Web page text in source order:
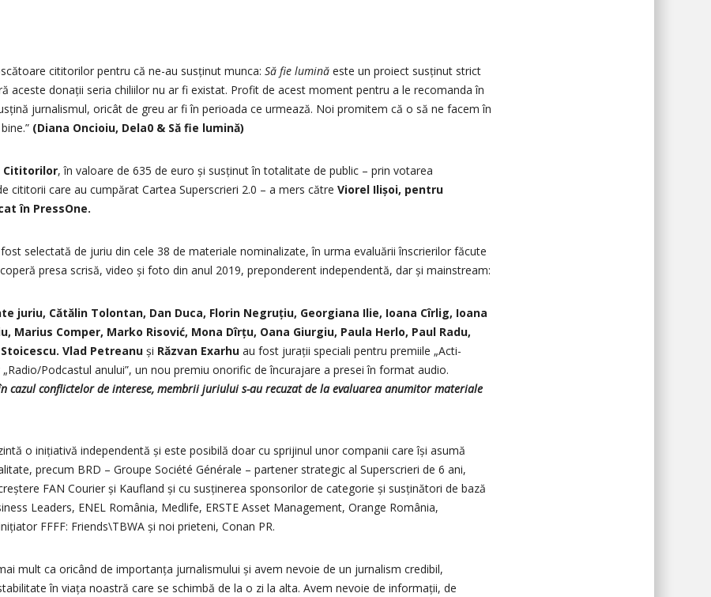
cititorilor pentru că ne-au susținut munca: Să fie lumină este un proiect susținut strict
aceste donații seria chiliilor nu ar fi existat. Profit de acest moment pentru a le recomanda în
jurnalismul, oricât de greu ar fi în perioada ce urmează. Noi promitem că o să ne facem în
(Diana Oncioiu, Dela0 & Să fie lumină)
Cititorilor, în valoare de 635 de euro și susținut în totalitate de public – prin votarea
cititorii care au cumpărat Cartea Superscrieri 2.0 – a mers către Viorel Ilișoi, pentru
în PressOne.
selectată de juriu din cele 38 de materiale nominalizate, în urma evaluării înscrierilor făcute
presa scrisă, video și foto din anul 2019, preponderent independentă, dar și mainstream:
juriu, Cătălin Tolontan, Dan Duca, Florin Negruțiu, Georgiana Ilie, Ioana Cîrlig, Ioana
Marius Comper, Marko Risović, Mona Dîrțu, Oana Giurgiu, Paula Herlo, Paul Radu,
Vlad Petreanu și Răzvan Exarhu au fost jurații speciali pentru premiile „Acti-
Podcastul anului”, un nou premiu onorific de încurajare a presei în format audio.
cazul conflictelor de interese, membrii juriului s-au recuzat de la evaluarea anumitor materiale
o inițiativă independentă și este posibilă doar cu sprijinul unor companii care își asumă
precum BRD – Groupe Société Générale – partener strategic al Superscrieri de 6 ani,
FAN Courier și Kaufland și cu susținerea sponsorilor de categorie și susținători de bază
Leaders, ENEL România, Medlife, ERSTE Asset Management, Orange România,
FFFF: Friends\TBWA și noi prieteni, Conan PR.
mult ca oricând de importanța jurnalismului și avem nevoie de un jurnalism credibil,
în viața noastră care se schimbă de la o zi la alta. Avem nevoie de informații, de